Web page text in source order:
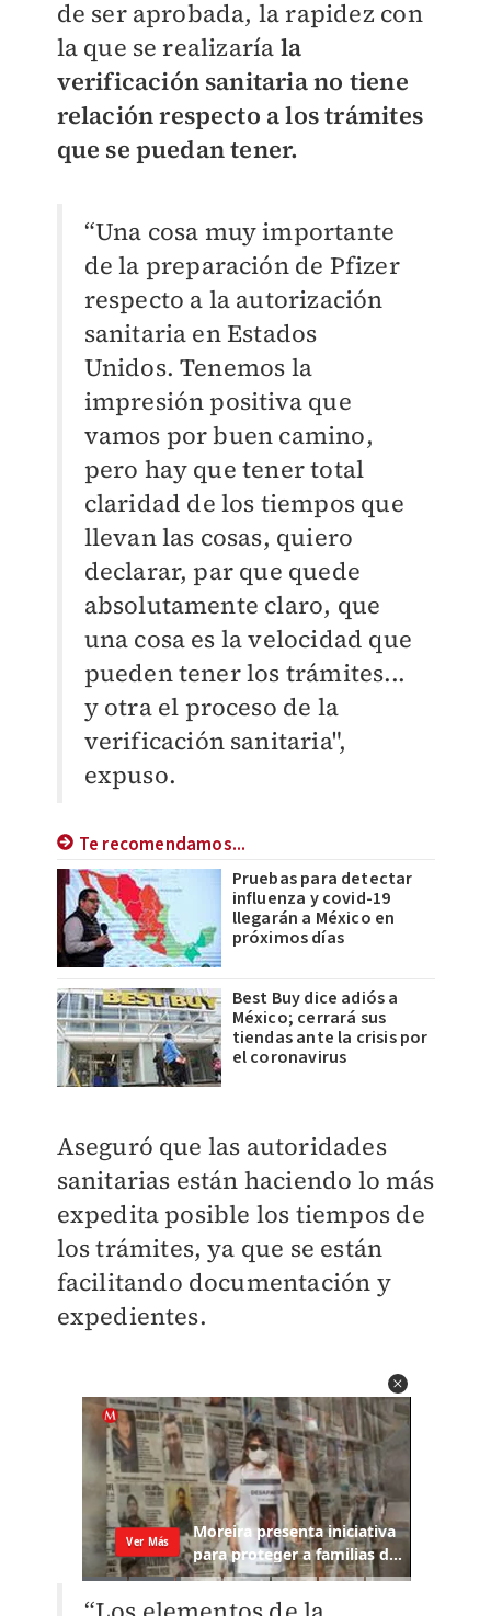
de ser aprobada, la rapidez con
la que se realizaría la
verificación sanitaria no tiene
relación respecto a los trámites
que se puedan tener.
“Una cosa muy importante
de la preparación de Pfizer
respecto a la autorización
sanitaria en Estados
Unidos. Tenemos la
impresión positiva que
vamos por buen camino,
pero hay que tener total
claridad de los tiempos que
llevan las cosas, quiero
declarar, par que quede
absolutamente claro, que
una cosa es la velocidad que
pueden tener los trámites...
y otra el proceso de la
verificación sanitaria",
expuso.
Te recomendamos...
Pruebas para detectar
influenza y covid-19
llegarán a México en
próximos días
Best Buy dice adiós a
México; cerrará sus
tiendas ante la crisis por
el coronavirus
Aseguró que las autoridades
sanitarias están haciendo lo más
expedita posible los tiempos de
los trámites, ya que se están
facilitando documentación y
expedientes.